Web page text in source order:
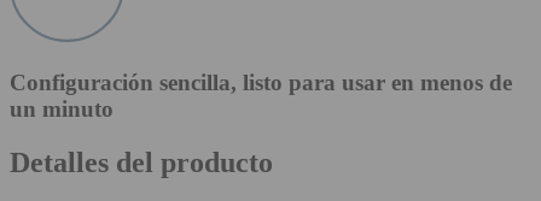
Configuración sencilla, listo para usar en menos de
un minuto
Detalles del producto